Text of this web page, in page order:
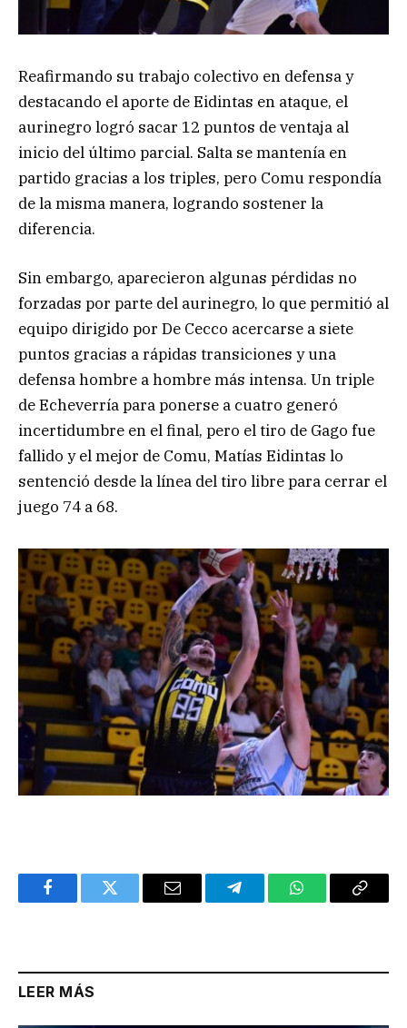
Reafirmando su trabajo colectivo en defensa y
destacando el aporte de Eidintas en ataque, el
aurinegro logró sacar 12 puntos de ventaja al
inicio del último parcial. Salta se mantenía en
partido gracias a los triples, pero Comu respondía
de la misma manera, logrando sostener la
diferencia.
Sin embargo, aparecieron algunas pérdidas no
forzadas por parte del aurinegro, lo que permitió al
equipo dirigido por De Cecco acercarse a siete
puntos gracias a rápidas transiciones y una
defensa hombre a hombre más intensa. Un triple
de Echeverría para ponerse a cuatro generó
incertidumbre en el final, pero el tiro de Gago fue
fallido y el mejor de Comu, Matías Eidintas lo
sentenció desde la línea del tiro libre para cerrar el
juego 74 a 68.
FacebookTwitter Email TelegramWhatsAppCopy
LEER MÁS